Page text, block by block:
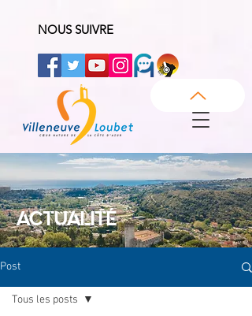
NOUS SUIVRE
ACTUALITÉ
Post
Tous les posts